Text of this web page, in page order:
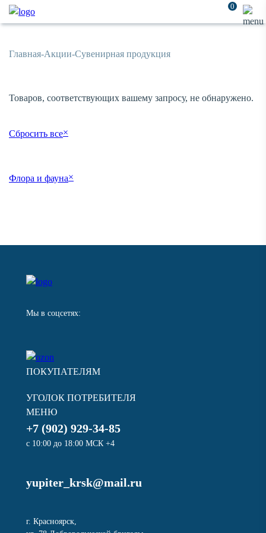
0
Главная-Акции-Сувенирная продукция
Товаров, соответствующих вашему запросу, не обнаружено.
Сбросить все×
Флора и фауна×
Мы в соцсетях:
ПОКУПАТЕЛЯМ
УГОЛОК ПОТРЕБИТЕЛЯ
МЕНЮ
+7 (902) 929-34-85
с 10:00 до 18:00 МСК +4
yupiter_krsk@mail.ru
г. Красноярск,